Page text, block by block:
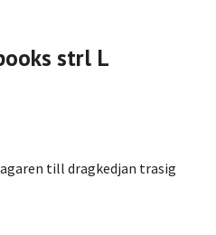
strl L
till dragkedjan trasig